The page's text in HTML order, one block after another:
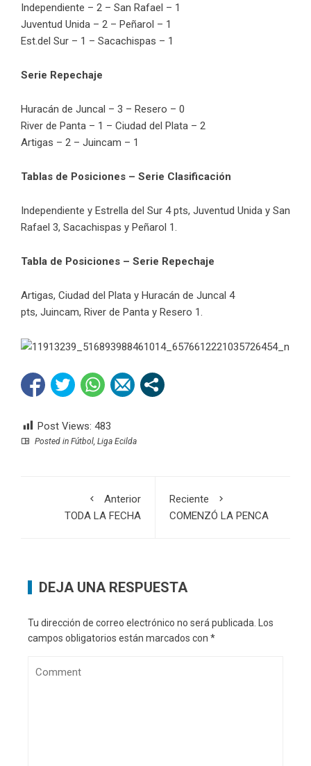
Independiente – 2 – San Rafael – 1
Juventud Unida – 2 – Peñarol – 1
Est.del Sur – 1 – Sacachispas – 1
Serie Repechaje
Huracán de Juncal – 3 – Resero – 0
River de Panta – 1 – Ciudad del Plata – 2
Artigas – 2 – Juincam – 1
Tablas de Posiciones – Serie Clasificación
Independiente y Estrella del Sur 4 pts, Juventud Unida y San
Rafael 3, Sacachispas y Peñarol 1.
Tabla de Posiciones – Serie Repechaje
Artigas, Ciudad del Plata y Huracán de Juncal 4
pts, Juincam, River de Panta y Resero 1.
Post Views: 483
Posted in Fútbol Liga Ecilda
Anterior
TODA LA FECHA
Reciente
COMENZÓ LA PENCA
DEJA UNA RESPUESTA
Tu dirección de correo electrónico no será publicada. Los
campos obligatorios están marcados con *